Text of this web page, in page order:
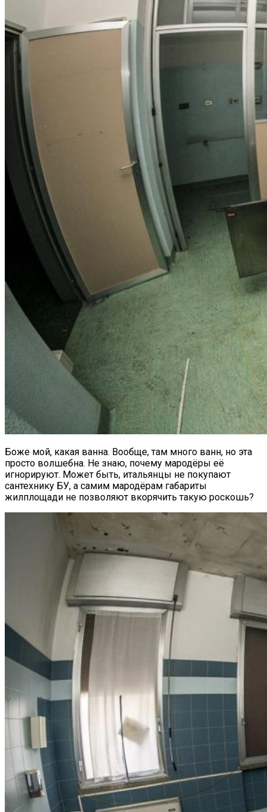
Боже мой, какая ванна. Вообще, там много ванн, но эта
просто волшебна. Не знаю, почему мародёры её
игнорируют. Может быть, итальянцы не покупают
сантехнику БУ, а самим мародёрам габариты
жилплощади не позволяют вкорячить такую роскошь?